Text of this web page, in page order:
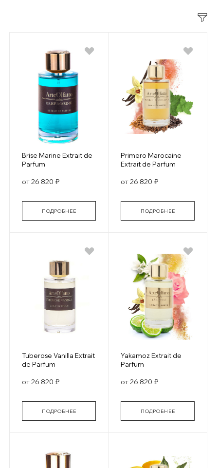
Brise Marine Extrait de
Parfum
от 26 820 ₽
ПОДРОБНЕЕ
Primero Marocaine
Extrait de Parfum
от 26 820 ₽
ПОДРОБНЕЕ
Tuberose Vanilla Extrait
de Parfum
от 26 820 ₽
ПОДРОБНЕЕ
Yakamoz Extrait de
Parfum
от 26 820 ₽
ПОДРОБНЕЕ